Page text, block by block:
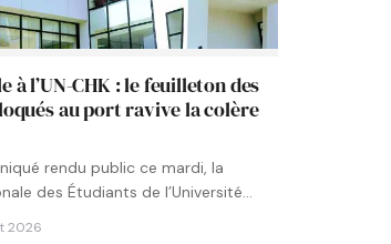
à l’UN-CHK : le feuilleton des
au port ravive la colère
rendu public ce mardi, la
des Étudiants de l’Université
2026